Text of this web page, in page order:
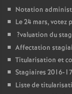
Notation
Le 24 mars, votez
?valuation du
Affectation
Titularisation et
Stagiaires 2016-
Liste de